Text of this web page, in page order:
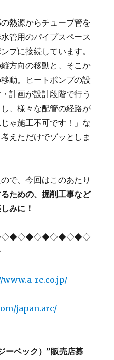
熱源からチューブ管を
管用のパイプスペース
プに接続しています。
方向の移動と、そこか
動。ヒートポンプの設
計画が設計段階で行う
、様々な配管の経路が
ゃ施工不可です！」な
えただけでゾッとしま
で、今回はこのあたり
ための、掘削工事など
みに！
www.a-rc.co.jp/
japan.arc/
ーベック）”販売店募